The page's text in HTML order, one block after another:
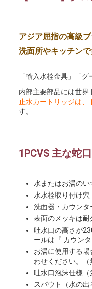
アジア屈指の高級
洗面所やキッチン
「輸入水栓金具」「
内部主要部品には世界
止水カートリッジは、
す。
1PCVS 主な蛇
水またはお湯のい
水水栓取り付け
洗面器・カウン
表面のメッキは耐
吐水口の高さが
ールは『 カウン
お湯に使用する
わせください。（
吐水口泡沫仕様（
スパウト（水の